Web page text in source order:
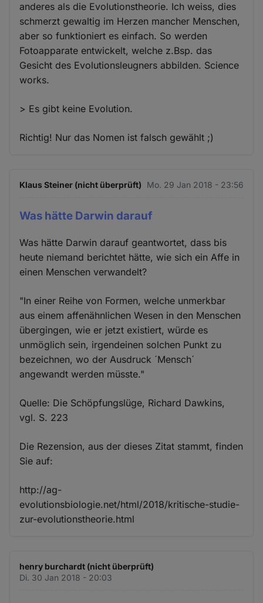
anderes als die Evolutionstheorie. Ich weiss, dies
schmerzt gewaltig im Herzen mancher Menschen,
aber so funktioniert es einfach. So werden
Fotoapparate entwickelt, welche z.Bsp. das
Gesicht des Evolutionsleugners abbilden. Science
works.
> Es gibt keine Evolution.
Richtig! Nur das Nomen ist falsch gewählt ;)
Klaus Steiner (nicht überprüft) Mo. 29 Jan 2018 - 23:56
Was hätte Darwin darauf
Was hätte Darwin darauf geantwortet, dass bis
heute niemand berichtet hätte, wie sich ein Affe in
einen Menschen verwandelt?
"In einer Reihe von Formen, welche unmerkbar
aus einem affenähnlichen Wesen in den Menschen
übergingen, wie er jetzt existiert, würde es
unmöglich sein, irgendeinen solchen Punkt zu
bezeichnen, wo der Ausdruck ´Mensch´
angewandt werden müsste."
Quelle: Die Schöpfungslüge, Richard Dawkins,
vgl. S. 223
Die Rezension, aus der dieses Zitat stammt, finden
Sie auf:
http://ag-
evolutionsbiologie.net/html/2018/kritische-studie-
zur-evolutionstheorie.html
henry burchardt (nicht überprüft)
Di. 30 Jan 2018 - 20:03